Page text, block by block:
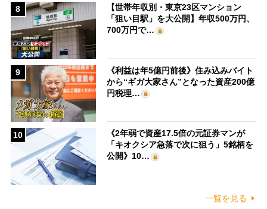
8
【世帯年収別・東京23区マンション
「狙い目駅」を大公開】年収500万円、
700万円で…
9
《利益は年5億円前後》住み込みバイト
から“ギガ大家さん”となった資産200億
円税理…
10
《2年弱で資産17.5倍の元証券マンが
「キオクシア急落で次に狙う」5銘柄を
公開》10…
一覧を見る